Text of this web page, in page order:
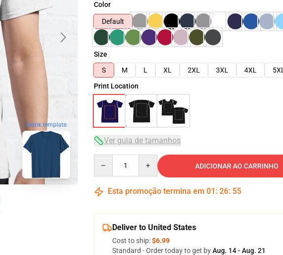
blank template
Color
Default
Size
S
M L XL 2XL 3XL 4XL
5XL
Print Location
Ver guia de tamanhos
ADICIONAR AO CARRINHO
Esta promoção termina em 01 : 26: 54
Deliver to United States
Cost to ship:$6.99
Standard - Order today to get byAug. 14 - Aug. 21